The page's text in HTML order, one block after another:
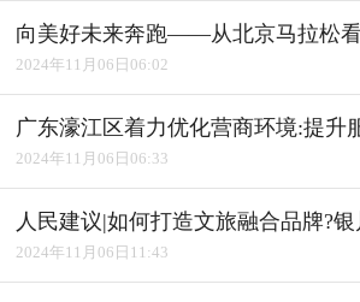
向美好未来奔跑――从北京马拉松
2024年11月06日06:02
2024年11月06日06:33
2024年11月06日11:43